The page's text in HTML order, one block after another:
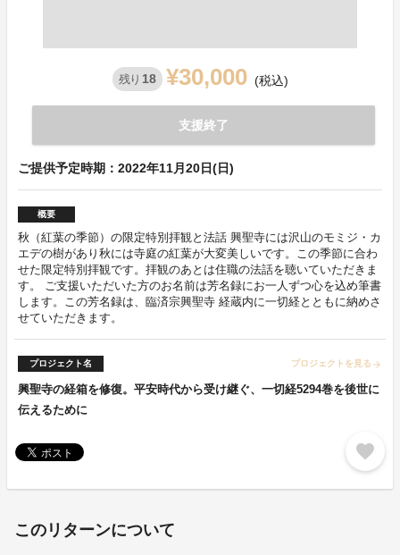
残り 18 ¥30,000 (税込)
支援終了
ご提供予定時期：2022年11月20日(日)
概要
秋（紅葉の季節）の限定特別拝観と法話 興聖寺には沢山のモミジ・カ
エデの樹があり秋には寺庭の紅葉が大変美しいです。この季節に合わ
せた限定特別拝観です。拝観のあとは住職の法話を聴いていただきま
す。 ご支援いただいた方のお名前は芳名録にお一人ずつ心を込め筆書
します。この芳名録は、臨済宗興聖寺 経蔵内に一切経とともに納めさ
せていただきます。
プロジェクト名 プロジェクトを見る arrow_forward
興聖寺の経箱を修復。平安時代から受け継ぐ、一切経5294巻を後世に
伝えるために
favorite
このリターンについて